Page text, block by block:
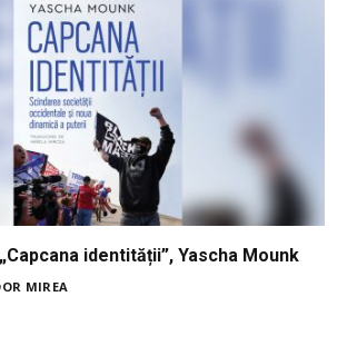
identității”, Yascha Mounk
MIREA